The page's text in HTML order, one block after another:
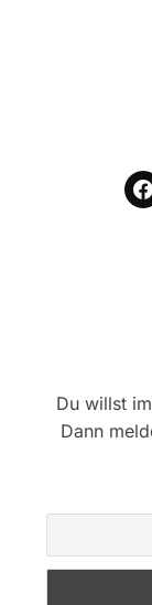
Du willst
Dann